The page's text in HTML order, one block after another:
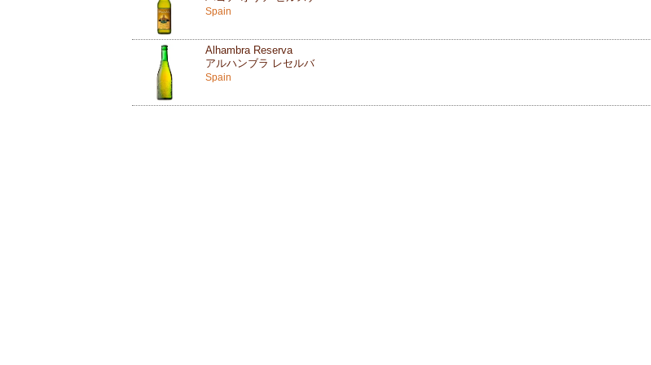
Spain
Alhambra Reserva
アルハンブラ レセルバ
Spain